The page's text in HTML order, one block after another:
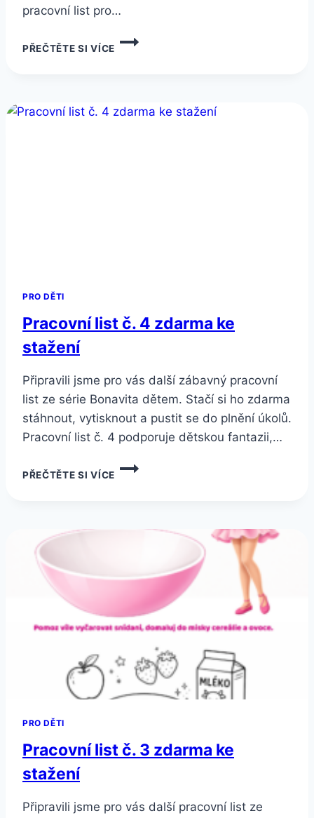
pracovní list pro…
PŘEČTĚTE SI VÍCE
PRACOVNÍ
LIST
KE
PRO DĚTI
Pracovní list č. 4 zdarma ke
stažení
Připravili jsme pro vás další zábavný pracovní
list ze série Bonavita dětem. Stačí si ho zdarma
stáhnout, vytisknout a pustit se do plnění úkolů.
Pracovní list č. 4 podporuje dětskou fantazii,…
PŘEČTĚTE SI VÍCE
PRACOVNÍ
LIST
PRO DĚTI
Pracovní list č. 3 zdarma ke
stažení
Připravili jsme pro vás další pracovní list ze